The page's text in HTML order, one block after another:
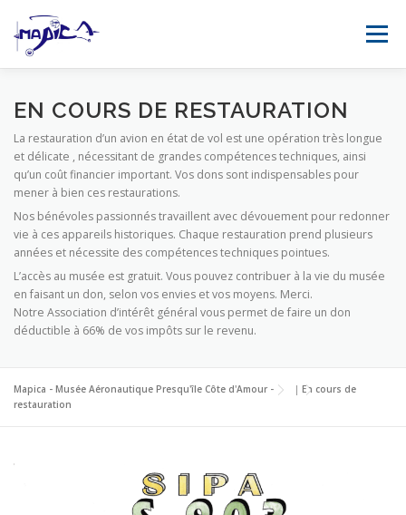
Menu
ACCUEIL MUSÉE ÉVÈNEMENTS
COLLECTION SIMULATEUR DE VOL MÉDIAS
SOUTENIR CONTACT
FR
EN COURS DE RESTAURATION
La restauration d’un avion en état de vol est une opération très longue
et délicate , nécessitant de grandes compétences techniques, ainsi
qu’un coût financier important. Vos dons sont indispensables pour
mener à bien ces restaurations.
Nos bénévoles passionnés travaillent avec dévouement pour redonner
vie à ces appareils historiques. Chaque restauration prend plusieurs
années et nécessite des compétences techniques pointues.
L’accès au musée est gratuit. Vous pouvez contribuer à la vie du musée
en faisant un don, selon vos envies et vos moyens. Merci.
Notre Association d’intérêt général vous permet de faire un don
déductible à 66% de vos impôts sur le revenu.
Mapica - Musée Aéronautique Presqu'île Côte d'Amour - | En cours de
restauration